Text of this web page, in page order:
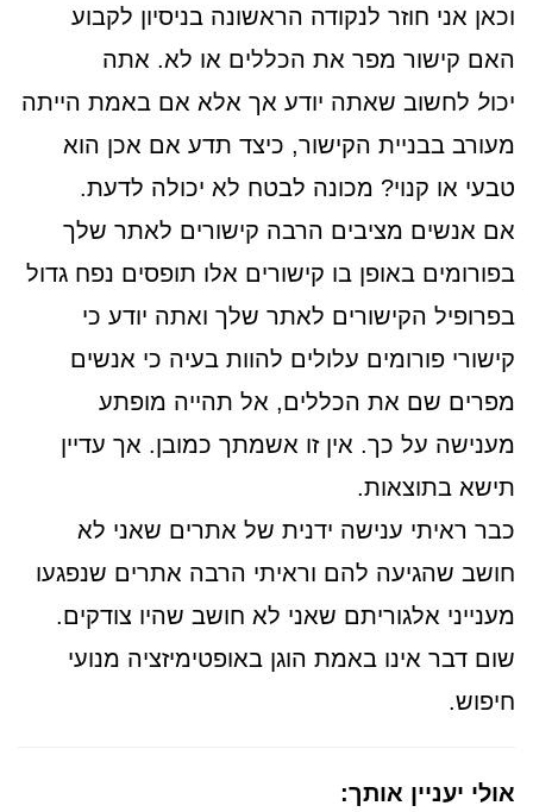
וכאן אני חוזר לנקודה הראשונה בניסיון לקבוע
האם קישור מפר את הכללים או לא. אתה
יכול לחשוב שאתה יודע אך אלא אם באמת הייתה
מעורב בבניית הקישור, כיצד תדע אם אכן הוא
טבעי או קנוי? מכונה לבטח לא יכולה לדעת.
אם אנשים מציבים הרבה קישורים לאתר שלך
בפורומים באופן בו קישורים אלו תופסים נפח גדול
בפרופיל הקישורים לאתר שלך ואתה יודע כי
קישורי פורומים עלולים להוות בעיה כי אנשים
מפרים שם את הכללים, אל תהייה מופתע
מענישה על כך. אין זו אשמתך כמובן. אך עדיין
תישא בתוצאות.
כבר ראיתי ענישה ידנית של אתרים שאני לא
חושב שהגיעה להם וראיתי הרבה אתרים שנפגעו
מענייני אלגוריתם שאני לא חושב שהיו צודקים.
שום דבר אינו באמת הוגן באופטימיזציה מנועי
חיפוש.
אולי יעניין אותך: